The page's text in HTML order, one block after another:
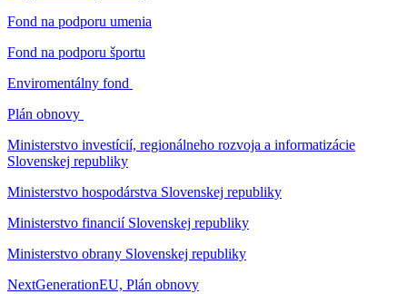
Fond na podporu umenia
Fond na podporu športu
Enviromentálny fond
Plán obnovy
Ministerstvo investícií, regionálneho rozvoja a informatizácie
Slovenskej republiky
Ministerstvo hospodárstva Slovenskej republiky
Ministerstvo financií Slovenskej republiky
Ministerstvo obrany Slovenskej republiky
NextGenerationEU, Plán obnovy